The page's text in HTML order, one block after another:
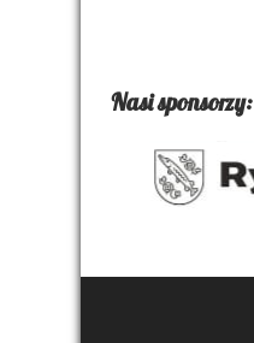
Nasi sponsorzy: